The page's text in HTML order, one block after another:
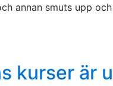
annan smuts upp
kurser är